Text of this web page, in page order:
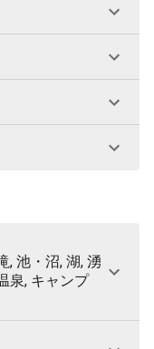
, 池・沼, 湖, 湧
泉, キャンプ